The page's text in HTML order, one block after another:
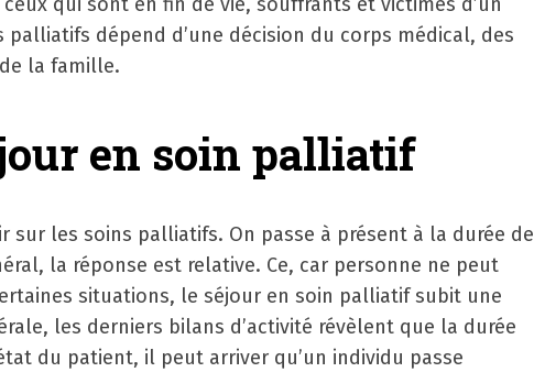
palliatifs dépend d’une décision du corps médical, des
la famille.
en soin palliatif
sur les soins palliatifs. On passe à présent à la durée de
la réponse est relative. Ce, car personne ne peut
situations, le séjour en soin palliatif subit une
les derniers bilans d’activité révèlent que la durée
du patient, il peut arriver qu’un individu passe